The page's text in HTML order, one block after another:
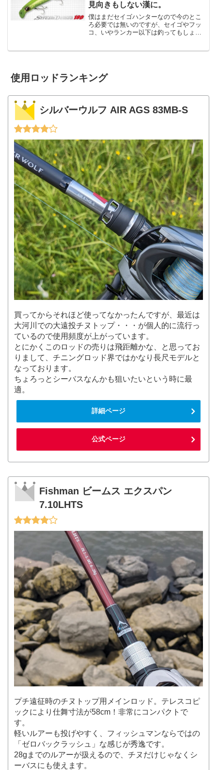
見向きもしない漢に。
僕はまだセイゴハンターなので今のとこ
ろ必要では無いのですが、セイゴやフッ
コ、いやランカー以下は釣ってもしょう
使用ロッドランキング
シルバーウルフ AIR AGS 83MB-S
買ってからそれほど使ってなかったんですが、最近は
大河川での大遠投チヌトップ・・・が個人的に流行っ
ているので使用頻度が上がっています。
とにかくこのロッドの売りは飛距離かな、と思ってお
りまして、チニングロッド界ではかなり長尺モデルと
なっております。
ちょろっとシーバスなんかも狙いたいという時に最
適。
詳細ページ
公式ページ
Fishman ビームス エクスパン
7.10LHTS
プチ遠征時のチヌトップ用メインロッド。テレスコピ
ックにより仕舞寸法が58cm！非常にコンパクトで
す。
軽いルアーも投げやすく、フィッシュマンならではの
「ゼロバックラッシュ」な感じが秀逸です。
28gまでのルアーが扱えるので、チヌだけじゃなくシ
ーバスにも使えます。